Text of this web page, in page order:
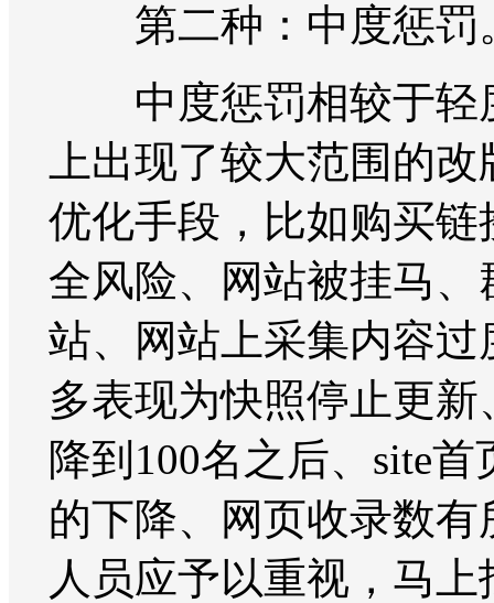
第二种：中度惩罚
中度惩罚相较于轻
上出现了较大范围的
优化手段，比如购买
全风险、网站被挂马
站、网站上采集内容
多表现为快照停止更
降到100名之后、site
的下降、网页收录数
人员应予以重视，马